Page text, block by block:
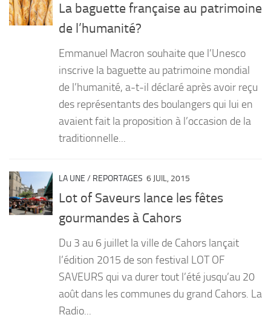
La baguette française au patrimoine
de l’humanité?
Emmanuel Macron souhaite que l’Unesco
inscrive la baguette au patrimoine mondial
de l’humanité, a-t-il déclaré après avoir reçu
des représentants des boulangers qui lui en
avaient fait la proposition à l’occasion de la
traditionnelle...
LA UNE / REPORTAGES 6 JUIL, 2015
Lot of Saveurs lance les fêtes
gourmandes à Cahors
Du 3 au 6 juillet la ville de Cahors lançait
l’édition 2015 de son festival LOT OF
SAVEURS qui va durer tout l’été jusqu’au 20
août dans les communes du grand Cahors. La
Radio...